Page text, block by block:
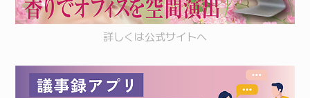
詳しくは公式サイトへ